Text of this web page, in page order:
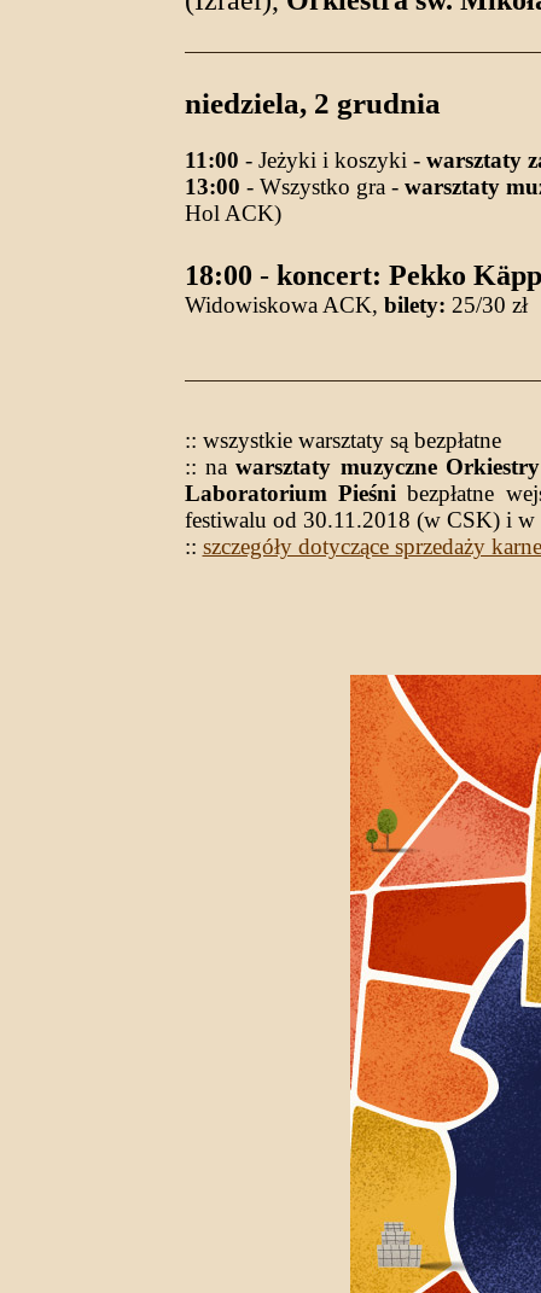
niedziela, 2 grudnia
11:00 - Jeżyki i koszyki - warsztaty
13:00 - Wszystko gra - warsztaty
Hol ACK)
18:00 - koncert: Pekko
Widowiskowa ACK, bilety: 25/30 zł
:: wszystkie warsztaty są bezpłatne
:: nawarsztaty muzyczne
Laboratorium Pieśni bezpłatne
festiwalu od 30.11.2018 (w CSK) i w
:: szczegóły dotyczące sprzedaży